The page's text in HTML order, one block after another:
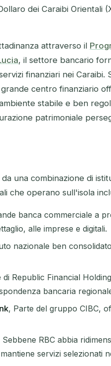
dei Caraibi Orientali
attraverso il
, il settore bancario
finanziari nei Caraibi.
centro finanziario
stabile e ben
patrimoniale
una combinazione di
che operano sull'isola
banca commerciale a
alle imprese e digitali.
nazionale ben
di Republic Financial
bancaria
, Parte del gruppo CIBC,
Sebbene RBC abbia
servizi selezionati